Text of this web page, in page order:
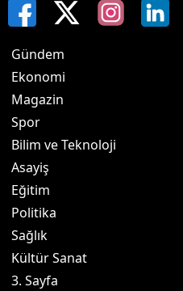
Gündem
Ekonomi
Magazin
Spor
Bilim ve Teknoloji
Asayiş
Eğitim
Politika
Sağlık
Kültür Sanat
3. Sayfa